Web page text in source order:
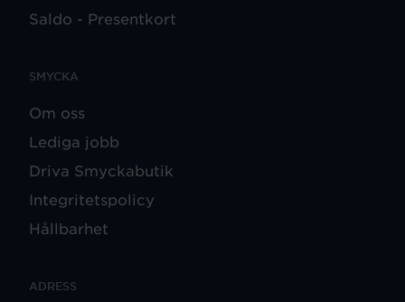
Saldo - Presentkort
SMYCKA
Om oss
Lediga jobb
Driva Smyckabutik
Integritetspolicy
Hållbarhet
ADRESS